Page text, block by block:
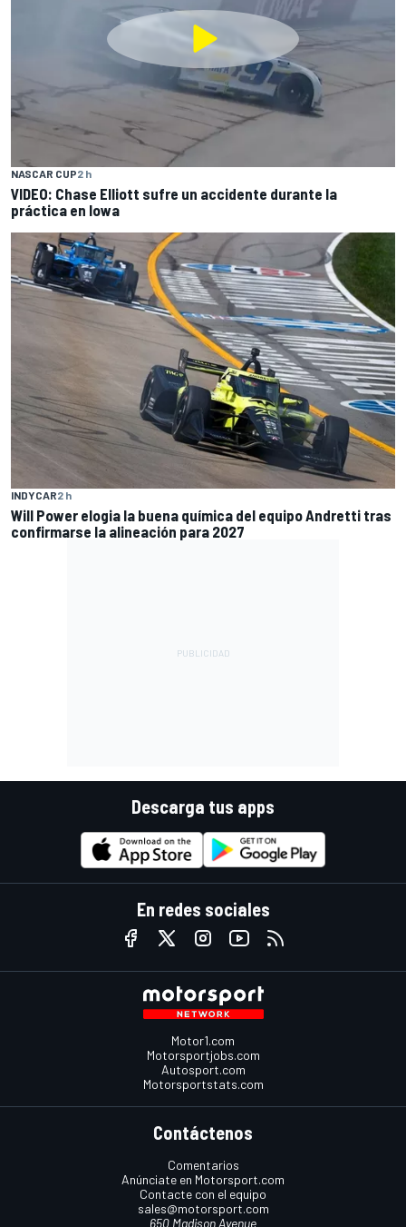
NASCAR CUP2 h
VIDEO: Chase Elliott sufre un accidente durante la
práctica en Iowa
INDYCAR2 h
Will Power elogia la buena química del equipo Andretti tras
confirmarse la alineación para 2027
Descarga tus apps
En redes sociales
Motor1.com
Motorsportjobs.com
Autosport.com
Motorsportstats.com
Contáctenos
Comentarios
Anúnciate en Motorsport.com
Contacte con el equipo
sales@motorsport.com
650 Madison Avenue